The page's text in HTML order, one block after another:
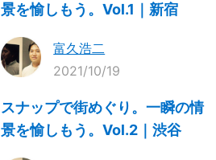
景を愉しもう。Vol.1｜新宿
富久浩二
2021/10/19
スナップで街めぐり。一瞬の情
景を愉しもう。Vol.2｜渋谷